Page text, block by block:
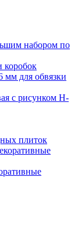
набором по
коробок
мм для обвязки
с рисунком H-
плиток